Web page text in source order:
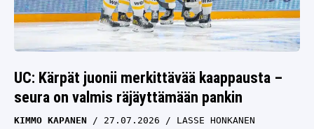
UC: Kärpät juonii merkittävää kaappausta –
seura on valmis räjäyttämään pankin
KIMMO KAPANEN 27.07.2026 LASSE HONKANEN